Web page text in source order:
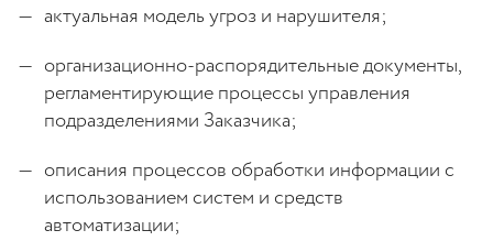
актуальная модель угроз и нарушителя;
организационно-распорядительные документы,
регламентирующие процессы управления
подразделениями Заказчика;
описания процессов обработки информации с
использованием систем и средств
автоматизации;